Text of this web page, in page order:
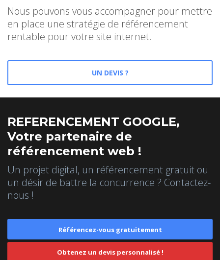
Nous pouvons vous accompagner pour mettre
en place une stratégie de référencement
rentable pour votre site internet.
UN DEVIS ?
REFERENCEMENT GOOGLE,
Votre partenaire de
référencement web !
Un projet digital, un référencement gratuit ou
un désir de battre la concurrence ? Contactez-
nous !
Référencez-vous gratuitement
Obtenez un devis personnalisé !